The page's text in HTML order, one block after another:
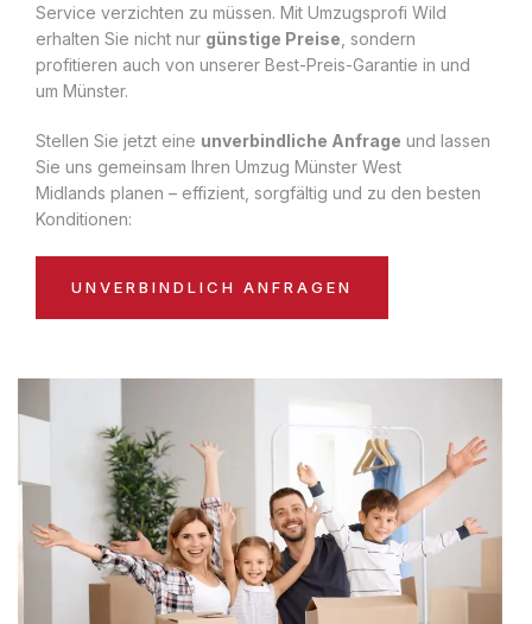
Service verzichten zu müssen. Mit Umzugsprofi Wild
erhalten Sie nicht nur günstige Preise , sondern
profitieren auch von unserer Best-Preis-Garantie in und
um Münster.
Stellen Sie jetzt eine unverbindliche Anfrage und lassen
Sie uns gemeinsam Ihren Umzug Münster West
Midlands planen – effizient, sorgfältig und zu den besten
Konditionen:
UNVERBINDLICH ANFRAGEN